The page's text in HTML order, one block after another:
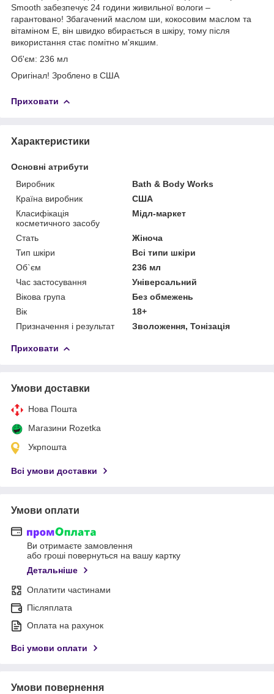
Smooth забезпечує 24 години живильної вологи –
гарантовано! Збагачений маслом ши, кокосовим маслом та
вітаміном Е, він швидко вбирається в шкіру, тому після
використання стає помітно м'якшим.
Об'єм: 236 мл
Оригінал! Зроблено в США
Приховати
Характеристики
Основні атрибути
Виробник
Bath & Body Works
Країна виробник
США
Класифікація
косметичного засобу
Мідл-маркет
Стать
Жіноча
Тип шкіри
Всі типи шкіри
Об`єм
236 мл
Час застосування
Універсальний
Вікова група
Без обмежень
Вік
18+
Призначення і результат
Зволоження, Тонізація
Приховати
Умови доставки
Нова Пошта
Магазини Rozetka
Укрпошта
Всі умови доставки
Умови оплати
Ви отримаєте замовлення
або гроші повернуться на вашу картку
Детальніше
Оплатити частинами
Післяплата
Оплата на рахунок
Всі умови оплати
Умови повернення